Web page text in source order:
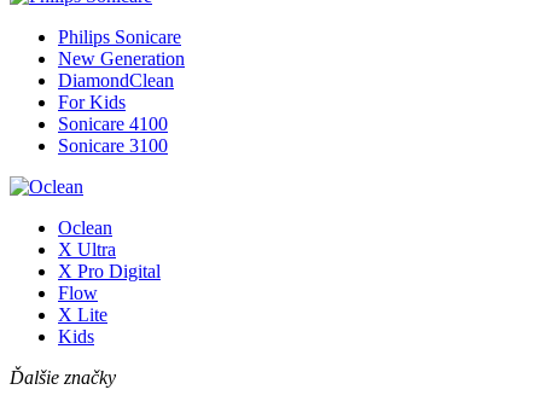
Philips Sonicare
New Generation
DiamondClean
For Kids
Sonicare 4100
Sonicare 3100
Oclean
X Ultra
X Pro Digital
Flow
X Lite
Kids
Ďalšie značky